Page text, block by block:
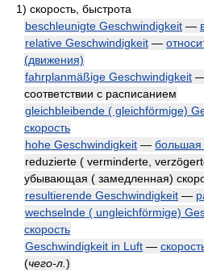
1) скорость, быстрота
beschleunigte Geschwindigkeit —
relative Geschwindigkeit —
(движения)
fahrplanmäßige Geschwindigkeit
соответствии с расписанием
gleichbleibende ( gleichförmige)
скорость
hohe Geschwindigkeit — большая
reduzierte ( verminderte,
убывающая ( замедленная)
resultierende Geschwindigkeit —
wechselnde ( ungleichförmige)
скорость
Geschwindigkeit in Luft —
(чего-л. )